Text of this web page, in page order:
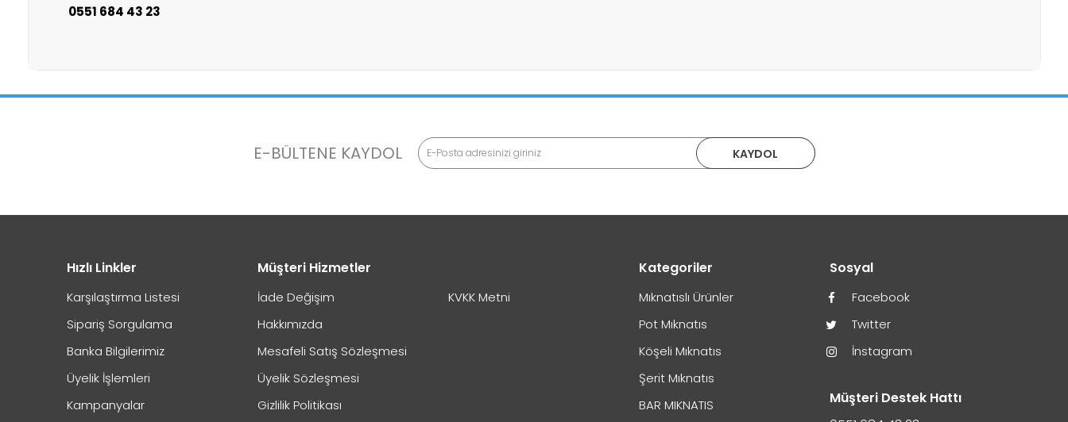
0551 684 43 23
Eposta Adresiniz
Kötü
DEĞİŞİM
İade Adresi:
İptal işlemini nasıl yapabilirim?
E-BÜLTENE KAYDOL KAYDOL
Hızlı Linkler
Karşılaştırma Listesi
Sipariş Sorgulama
Banka Bilgilerimiz
Üyelik İşlemleri
Kampanyalar
Müşteri Hizmetler
İade Değişim
Hakkımızda
Mesafeli Satış Sözleşmesi
Üyelik Sözleşmesi
Gizlilik Politikası
KVKK Metni
Kategoriler
Mıknatıslı Ürünler
Pot Mıknatıs
Köşeli Mıknatıs
Şerit Mıknatıs
BAR MIKNATIS
Sosyal
Facebook
Twitter
İnstagram
Müşteri Destek Hattı